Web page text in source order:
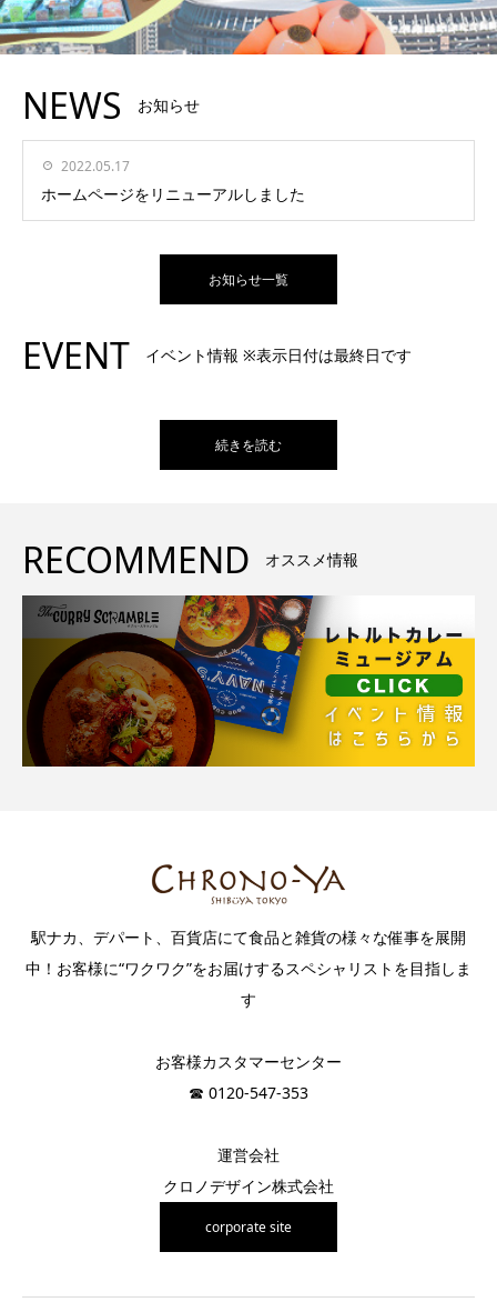
NEWS お知らせ
2022.05.17
ホームページをリニューアルしました
お知らせ一覧
EVENT イベント情報 ※表示日付は最終日です
続きを読む
RECOMMEND オススメ情報
駅ナカ、デパート、百貨店にて食品と雑貨の様々な催事を展開
中！お客様に“ワクワク”をお届けするスペシャリストを目指しま
す
お客様カスタマーセンター
☎︎ 0120-547-353
運営会社
クロノデザイン株式会社
corporate site